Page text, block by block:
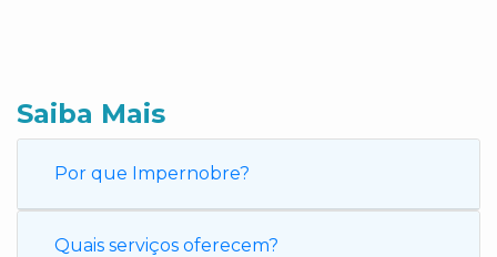
Saiba Mais
Por que Impernobre?
Quais serviços oferecem?